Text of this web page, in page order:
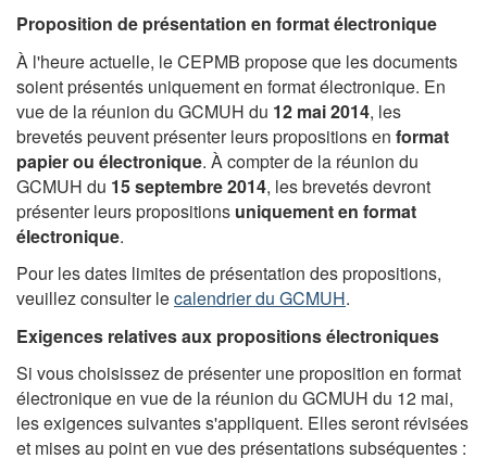
Proposition de présentation en format électronique
À l'heure actuelle, le CEPMB propose que les documents
soient présentés uniquement en format électronique. En
vue de la réunion du GCMUH du 12 mai 2014, les
brevetés peuvent présenter leurs propositions en format
papier ou électronique. À compter de la réunion du
GCMUH du 15 septembre 2014, les brevetés devront
présenter leurs propositions uniquement en format
électronique.
Pour les dates limites de présentation des propositions,
veuillez consulter lecalendrier du GCMUH.
Exigences relatives aux propositions électroniques
Si vous choisissez de présenter une proposition en format
électronique en vue de la réunion du GCMUH du 12 mai,
les exigences suivantes s'appliquent. Elles seront révisées
et mises au point en vue des présentations subséquentes :